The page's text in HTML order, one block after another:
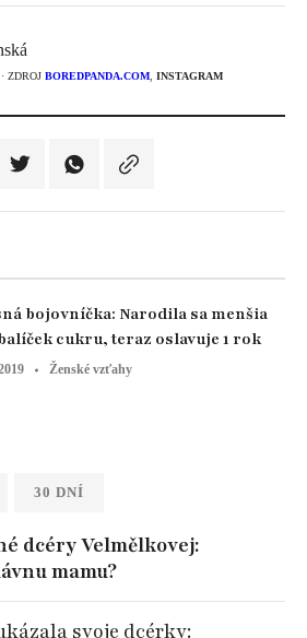
· ZDROJ BOREDPANDA.COM INSTAGRAM
bojovníčka: Narodila sa menšia
cukru, teraz oslavuje 1 rok
Ženské vzťahy
30 DNÍ
dcéry Velmělkovej:
mamu?
svoje dcérky: